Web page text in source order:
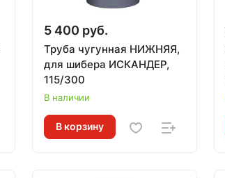
5 400 руб.
Труба чугунная НИЖНЯЯ,
для шибера ИСКАНДЕР,
115/300
В наличии
В корзину